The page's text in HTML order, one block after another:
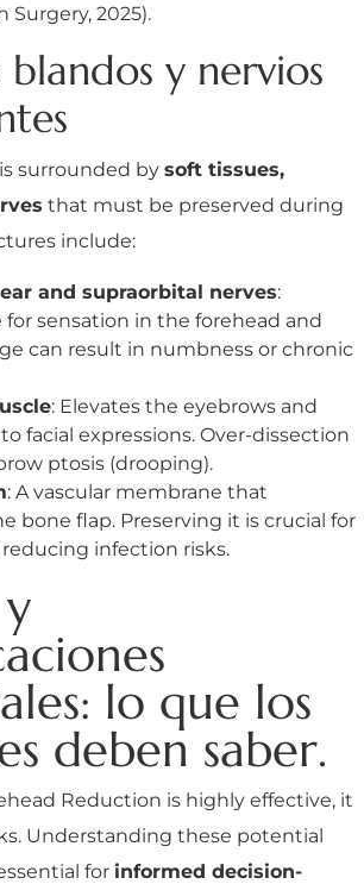
Surgery, 2025).
blandos y nervios
surrounded by soft tissues,
that must be preserved during
include:
and supraorbital nerves:
for sensation in the forehead and
can result in numbness or chronic
: Elevates the eyebrows and
facial expressions. Over-dissection
ptosis (drooping).
: A vascular membrane that
bone flap. Preserving it is crucial for
infection risks.
lo que los
deben saber.
Reduction is highly effective, it
Understanding these potential
for informed decision-